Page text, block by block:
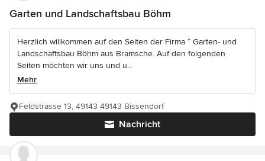
Garten und Landschaftsbau Böhm
Herzlich willkommen auf den Seiten der Firma “ Garten- und
Landschaftsbau Böhm aus Bramsche. Auf den folgenden
Seiten möchten wir uns und u...
Mehr
Nachricht
Feldstrasse 13, 49143 49143 Bissendorf